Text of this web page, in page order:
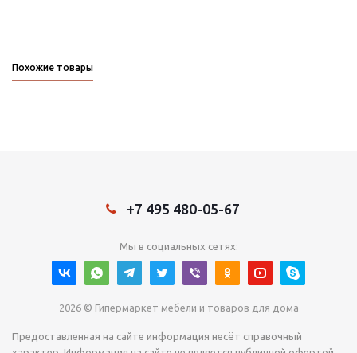
Похожие товары
+7 495 480-05-67
Мы в социальных сетях:
2026 © Гипермаркет мебели и товаров для дома
Предоставленная на сайте информация несёт справочный